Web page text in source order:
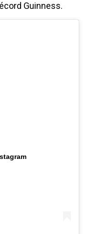
Guinness.